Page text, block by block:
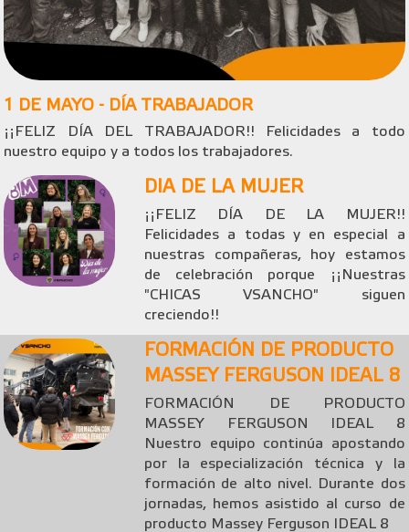
1 DE MAYO - DÍA TRABAJADOR
¡¡FELIZ DÍA DEL TRABAJADOR!! Felicidades a todo
nuestro equipo y a todos los trabajadores.
DIA DE LA MUJER
¡¡FELIZ DÍA DE LA MUJER!!
Felicidades a todas y en especial a
nuestras compañeras, hoy estamos
de celebración porque ¡¡Nuestras
"CHICAS VSANCHO" siguen
creciendo!!
FORMACIÓN DE PRODUCTO
MASSEY FERGUSON IDEAL 8
FORMACIÓN DE PRODUCTO
MASSEY FERGUSON IDEAL 8
Nuestro equipo continúa apostando
por la especialización técnica y la
formación de alto nivel. Durante dos
jornadas, hemos asistido al curso de
producto Massey Ferguson IDEAL 8